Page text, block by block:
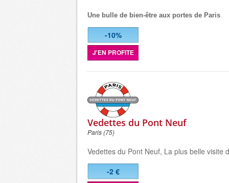
Une bulle de bien-être aux portes de Paris
-10%
J'EN PROFITE
Vedettes du Pont Neuf
Paris (75)
Vedettes du Pont Neuf, La plus belle visite
-2 €